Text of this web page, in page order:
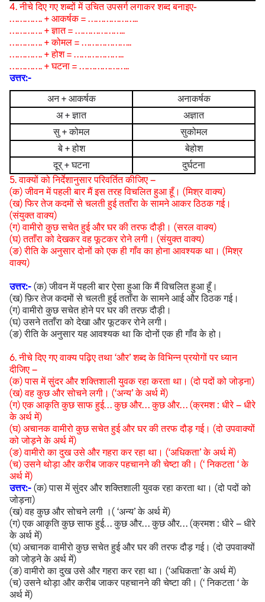
4. नीचे दिए गए शब्दों में उचित उपसर्ग लगाकर शब्द बनाइए-
…………. + आकर्षक = ………………..
…………. + ज्ञात = ………………..
…………. + कोमल = ………………..
…………. + होश = ………………..
…………. + घटना = ………………..
उत्तर:-
अन + आकर्षक
अनाकर्षक
अ + ज्ञात
अज्ञात
सु + कोमल
सुकोमल
बे + होश
बेहोश
दूर् + घटना
दुर्घटना
5. वाक्यों को निर्देशानुसार परिवर्तित कीजिए –
(क) जीवन में पहली बार मैं इस तरह विचलित हुआ हूँ। (मिश्र वाक्य)
(ख) फिर तेज कदमों से चलती हुई तताँरा के सामने आकर ठिठक गई।
(संयुक्त वाक्य)
(ग) वामीरो कुछ सचेत हुई और घर की तरफ दौड़ी। (सरल वाक्य)
(घ) तताँरा को देखकर वह फूटकर रोने लगी। (संयुक्त वाक्य)
(ङ) रीति के अनुसार दोनों को एक ही गाँव का होना आवश्यक था। (मिश्र
वाक्य)
उत्तर:-(क) जीवन में पहली बार ऐसा हुआ कि मैं विचलित हुआ हूँ।
(ख) फ़िर तेज कदमों से चलती हुई तताँरा के सामने आई और ठिठक गई।
(ग) वामीरो कुछ सचेत होने पर घर की तरफ़ दौड़ी।
(घ) उसने तताँरा को देखा और फूटकर रोने लगी।
(ङ) रीति के अनुसार यह आवश्यक था कि दोनों एक ही गाँव के हो।
6. नीचे दिए गए वाक्य पढ़िए तथा ‘और’ शब्द के विभिन्न प्रयोगों पर ध्यान
दीजिए –
(क) पास में सुंदर और शक्तिशाली युवक रहा करता था। (दो पदों को जोड़ना)
(ख) वह कुछ और सोचने लगी। (‘अन्य’ के अर्थ में)
(ग) एक आकृति कुछ साफ हुई… कुछ और… कुछ और… (क्रमश : धीरे – धीरे
के अर्थ में)
(घ) अचानक वामीरो कुछ सचेत हुई और घर की तरफ दौड़ गई। (दो उपवाक्यों
को जोड़ने के अर्थ में)
(ङ) वामीरो का दुख उसे और गहरा कर रहा था। (‘अधिकता’ के अर्थ में)
(च) उसने थोड़ा और करीब जाकर पहचानने की चेष्टा की। (‘ निकटता ‘ के
अर्थ में)
उत्तर:-(क) पास में सुंदर और शक्तिशाली युवक रहा करता था। (दो पदों को
जोड़ना)
(ख) वह कुछ और सोचने लगी ।( ‘अन्य’ के अर्थ में)
(ग) एक आकृति कुछ साफ हुई… कुछ और… कुछ और… (क्रमश : धीरे – धीरे
के अर्थ में)
(घ) अचानक वामीरो कुछ सचेत हुई और घर की तरफ दौड़ गई। (दो उपवाक्यों
को जोड़ने के अर्थ में)
(ङ) वामीरो का दुख उसे और गहरा कर रहा था। (‘अधिकता’ के अर्थ में)
(च) उसने थोड़ा और करीब जाकर पहचानने की चेष्टा की। (‘ निकटता ‘ के
अर्थ में)